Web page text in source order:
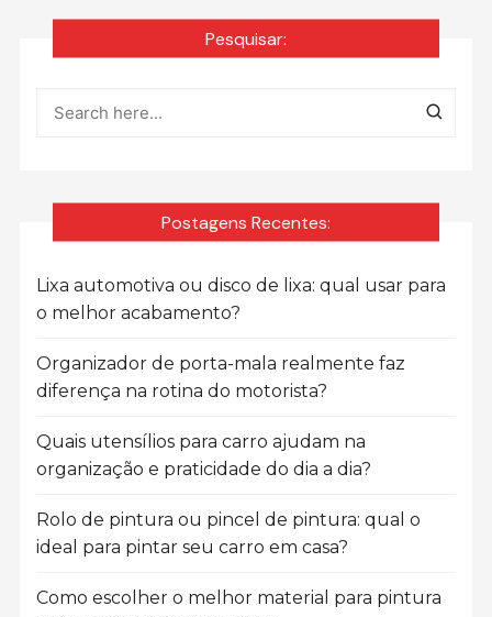
Pesquisar:
Postagens Recentes:
Lixa automotiva ou disco de lixa: qual usar para
o melhor acabamento?
Organizador de porta-mala realmente faz
diferença na rotina do motorista?
Quais utensílios para carro ajudam na
organização e praticidade do dia a dia?
Rolo de pintura ou pincel de pintura: qual o
ideal para pintar seu carro em casa?
Como escolher o melhor material para pintura